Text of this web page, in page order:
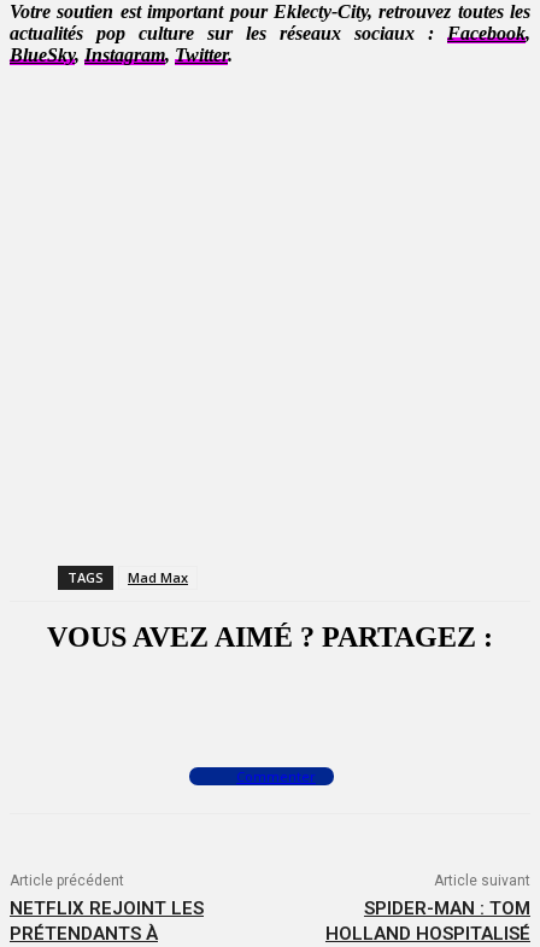
Votre soutien est important pour Eklecty-City, retrouvez toutes les
actualités pop culture sur les réseaux sociaux : Facebook,
BlueSky, Instagram, Twitter.
TAGS Mad Max
VOUS AVEZ AIMÉ ? PARTAGEZ :
Commenter
Article précédent
NETFLIX REJOINT LES
PRÉTENDANTS À
Article suivant
SPIDER-MAN : TOM
HOLLAND HOSPITALISÉ